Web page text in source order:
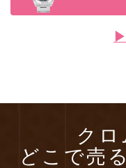
クロ
どこで売